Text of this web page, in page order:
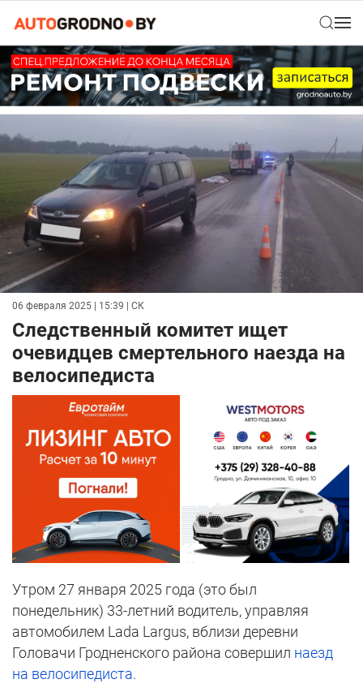
06 февраля 2025 | 15:39 | СК
Следственный комитет ищет
очевидцев смертельного наезда на
велосипедиста
Утром 27 января 2025 года (это был
понедельник) 33-летний водитель, управляя
автомобилем Lada Largus, вблизи деревни
Головачи Гродненского района совершил наезд
на велосипедиста.